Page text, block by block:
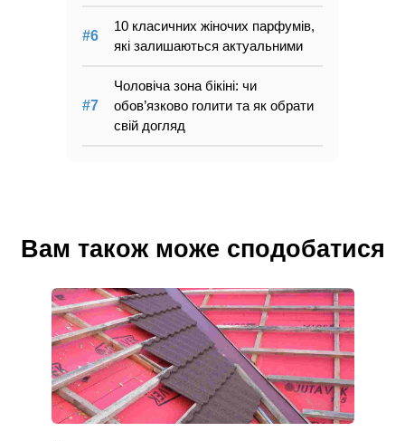
10 класичних жіночих парфумів,
які залишаються актуальними
Чоловіча зона бікіні: чи
обов’язково голити та як обрати
свій догляд
Вам також може сподобатися